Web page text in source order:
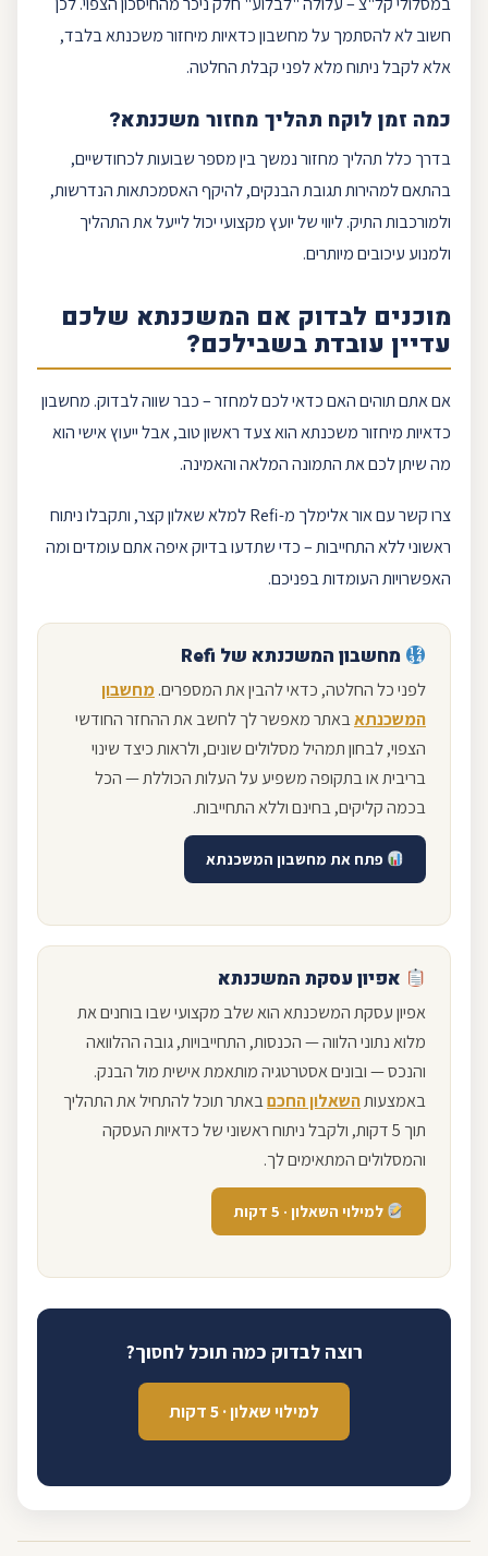
חשוב לא להסתמך על מחשבון כדאיות מיחזור משכנתא בלבד,
אלא לקבל ניתוח מלא לפני קבלת החלטה.
כמה זמן לוקח תהליך מחזור משכנתא?
בדרך כלל תהליך מחזור נמשך בין מספר שבועות לכחודשיים,
בהתאם למהירות תגובת הבנקים, להיקף האסמכתאות הנדרשות,
ולמורכבות התיק. ליווי של יועץ מקצועי יכול לייעל את התהליך
ולמנוע עיכובים מיותרים.
מוכנים לבדוק אם המשכנתא שלכם
עדיין עובדת בשבילכם?
אם אתם תוהים האם כדאי לכם למחזר – כבר שווה לבדוק. מחשבון
כדאיות מיחזור משכנתא הוא צעד ראשון טוב, אבל ייעוץ אישי הוא
מה שיתן לכם את התמונה המלאה והאמינה.
צרו קשר עם אור אלימלך מ-Refiלמלאשאלוןקצר, ותקבלו ניתוח
ראשוני ללא התחייבות – כדי שתדעו בדיוק איפה אתם עומדים ומה
האפשרויות העומדות בפניכם.
מחשבון המשכנתא של Refi
לפני כל החלטה, כדאי להבין את המספרים.מחשבון
המשכנתאבאתר מאפשר לך לחשב את ההחזר החודשי
הצפוי, לבחוןתמהיל מסלוליםשונים, ולראות כיצד שינוי
בריבית או בתקופה משפיע על העלות הכוללת — הכל
בכמה קליקים, בחינם וללא התחייבות.
פתח את מחשבון המשכנתא
אפיון עסקת המשכנתא
אפיון עסקת המשכנתא הוא שלב מקצועי שבו בוחנים את
מלוא נתוני הלווה — הכנסות, התחייבויות, גובה ההלוואה
והנכס — ובונים אסטרטגיה מותאמת אישית מול הבנק.
באמצעותהשאלון החכםבאתר תוכל להתחיל את התהליך
תוך 5 דקות, ולקבל ניתוח ראשוני של כדאיות העסקה
והמסלולים המתאימים לך.
למילוי השאלון · 5 דקות
רוצה לבדוק כמה תוכל לחסוך?
למילוי שאלון · 5 דקות